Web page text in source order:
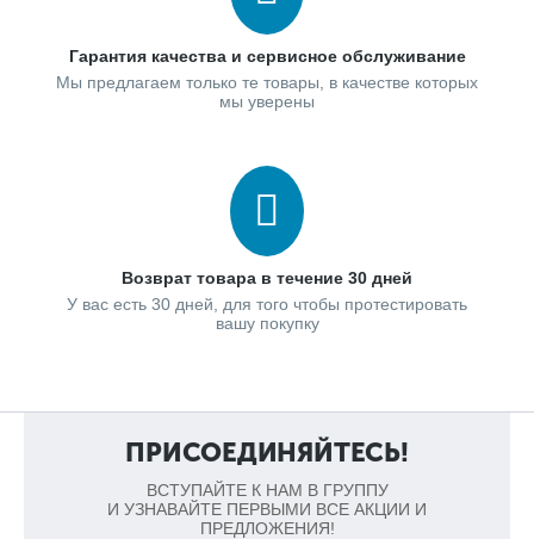
Гарантия качества и сервисное обслуживание
Мы предлагаем только те товары, в качестве которых
мы уверены
Возврат товара в течение 30 дней
У вас есть 30 дней, для того чтобы протестировать
вашу покупку
ПРИСОЕДИНЯЙТЕСЬ!
ВСТУПАЙТЕ К НАМ В ГРУППУ
И УЗНАВАЙТЕ ПЕРВЫМИ ВСЕ АКЦИИ И
ПРЕДЛОЖЕНИЯ!